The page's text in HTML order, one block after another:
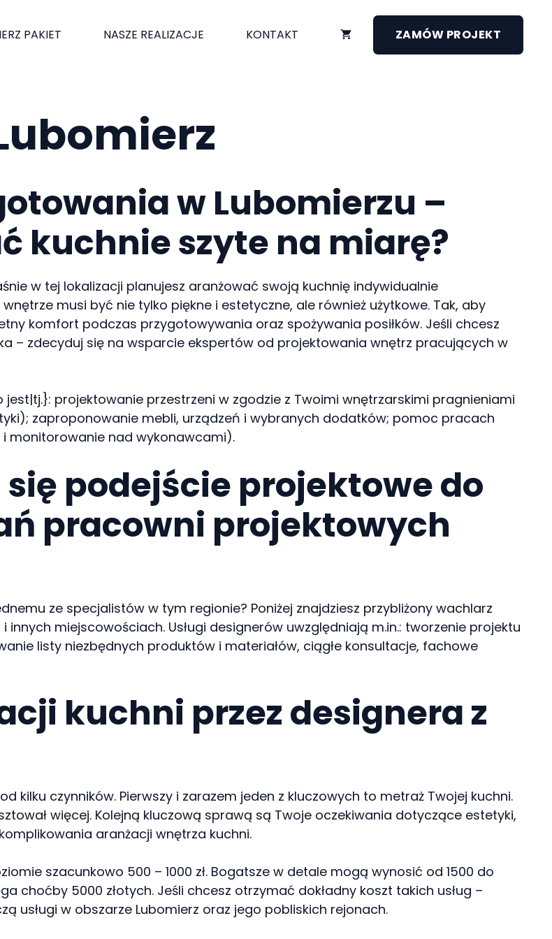
PAKIET NASZE REALIZACJE KONTAKT ZAMÓW PROJEKT
w Lubomierzu –
kuchnie szyte na miarę?
w tej lokalizacji planujesz aranżować swoją kuchnię indywidualnie
musi być nie tylko piękne i estetyczne, ale również użytkowe. Tak, aby
komfort podczas przygotowywania oraz spożywania posiłków. Jeśli chcesz
– zdecyduj się na wsparcie ekspertów od projektowania wnętrz pracujących w
projektowanie przestrzeni w zgodzie z Twoimi wnętrzarskimi pragnieniami
zaproponowanie mebli, urządzeń i wybranych dodatków; pomoc pracach
monitorowanie nad wykonawcami).
się podejście projektowe do
pracowni projektowych
ze specjalistów w tym regionie? Poniżej znajdziesz przybliżony wachlarz
innych miejscowościach. Usługi designerów uwzględniają m.in.: tworzenie projektu
listy niezbędnych produktów i materiałów, ciągłe konsultacje, fachowe
kuchni przez designera z
kilku czynników. Pierwszy i zarazem jeden z kluczowych to metraż Twojej kuchni.
więcej. Kolejną kluczową sprawą są Twoje oczekiwania dotyczące estetyki,
aranżacji wnętrza kuchni.
szacunkowo 500 – 1000 zł. Bogatsze w detale mogą wynosić od 1500 do
choćby 5000 złotych. Jeśli chcesz otrzymać dokładny koszt takich usług –
usługi w obszarze Lubomierz oraz jego pobliskich rejonach.